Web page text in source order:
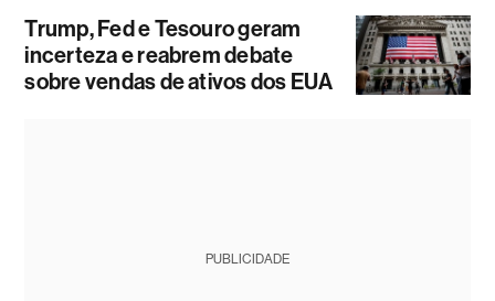
Trump, Fed e Tesouro geram
incerteza e reabrem debate
sobre vendas de ativos dos EUA
PUBLICIDADE